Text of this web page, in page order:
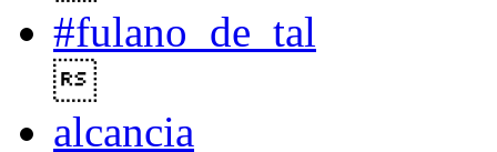
#fulano_de_tal
alcancia